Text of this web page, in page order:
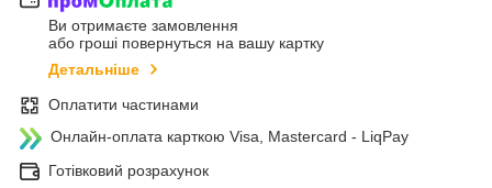
Ви отримаєте замовлення
або гроші повернуться на вашу картку
Детальніше
Оплатити частинами
Онлайн-оплата карткою Visa, Mastercard - LiqPay
Готівковий розрахунок